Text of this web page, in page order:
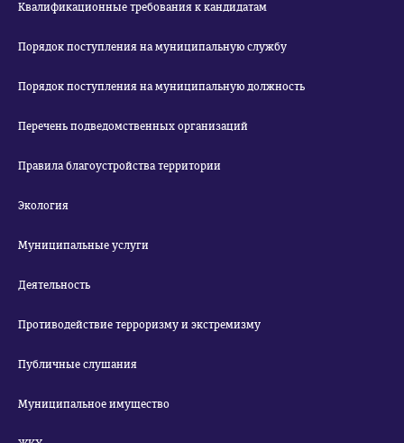
Квалификационные требования к кандидатам
Порядок поступления на муниципальную службу
Порядок поступления на муниципальную должность
Перечень подведомственных организаций
Правила благоустройства территории
Экология
Муниципальные услуги
Деятельность
Противодействие терроризму и экстремизму
Публичные слушания
Муниципальное имущество